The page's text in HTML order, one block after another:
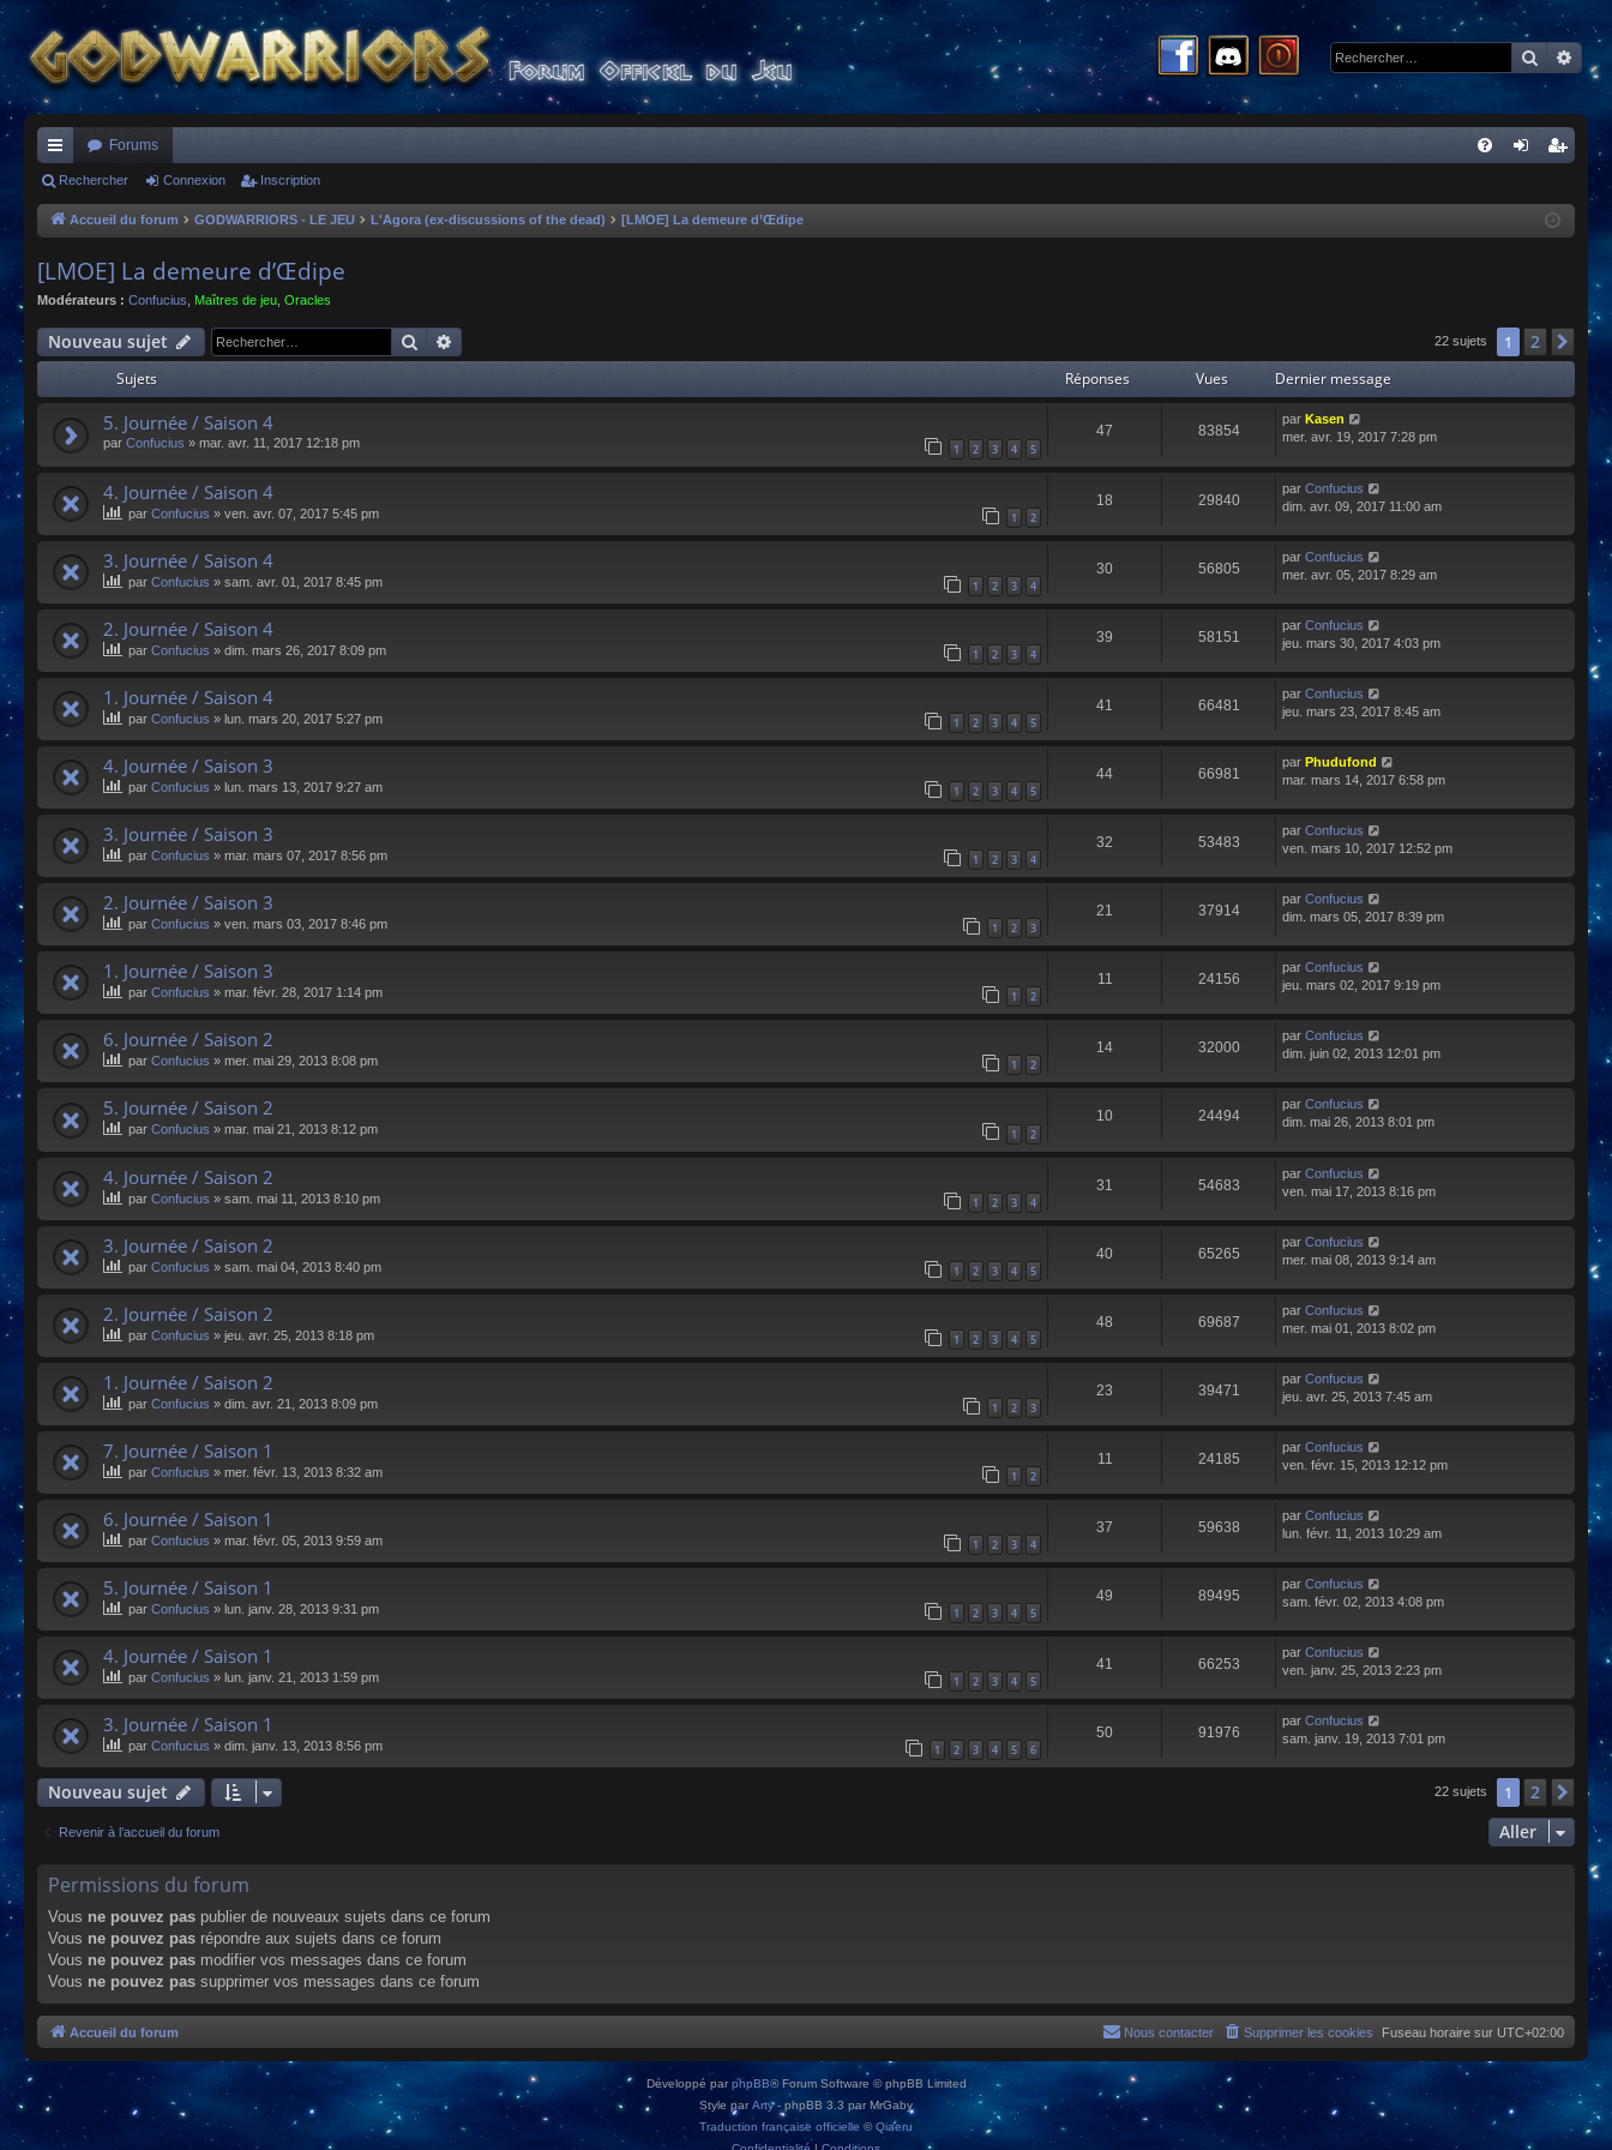
ac
co
s
Forums
cri
Rechercher Connexion Inscription
Accueil du forum GODWARRIORS - LE JEU L'Agora (ex-discussions of the dead) [LMOE] La demeure d’Œdipe
[LMOE] La demeure d’Œdipe
Modérateurs : Confucius Maîtres de jeu Oracles
Nouveau sujet Rechercher 22 sujets 1 2
Sujets Réponses Vues Dernier message
5. Journée / Saison 4
par Confucius » mar. avr. 11, 2017 12:18 pm 1 2 3 4 5
47 83854
par Kasen
mer. avr. 19, 2017 7:28 pm
4. Journée / Saison 4
par Confucius » ven. avr. 07, 2017 5:45 pm 1 2
18 29840
par Confucius
dim. avr. 09, 2017 11:00 am
3. Journée / Saison 4
par Confucius » sam. avr. 01, 2017 8:45 pm 1 2 3 4
30 56805
par Confucius
mer. avr. 05, 2017 8:29 am
2. Journée / Saison 4
par Confucius » dim. mars 26, 2017 8:09 pm 1 2 3 4
39 58151
par Confucius
jeu. mars 30, 2017 4:03 pm
1. Journée / Saison 4
par Confucius » lun. mars 20, 2017 5:27 pm 1 2 3 4 5
41 66481
par Confucius
jeu. mars 23, 2017 8:45 am
4. Journée / Saison 3
par Confucius » lun. mars 13, 2017 9:27 am 1 2 3 4 5
44 66981
par Phudufond
mar. mars 14, 2017 6:58 pm
3. Journée / Saison 3
par Confucius » mar. mars 07, 2017 8:56 pm 1 2 3 4
32 53483
par Confucius
ven. mars 10, 2017 12:52 pm
2. Journée / Saison 3
par Confucius » ven. mars 03, 2017 8:46 pm 1 2 3
21 37914
par Confucius
dim. mars 05, 2017 8:39 pm
1. Journée / Saison 3
par Confucius » mar. févr. 28, 2017 1:14 pm 1 2
11 24156
par Confucius
jeu. mars 02, 2017 9:19 pm
6. Journée / Saison 2
par Confucius » mer. mai 29, 2013 8:08 pm 1 2
14 32000
par Confucius
dim. juin 02, 2013 12:01 pm
5. Journée / Saison 2
par Confucius » mar. mai 21, 2013 8:12 pm 1 2
10 24494
par Confucius
dim. mai 26, 2013 8:01 pm
4. Journée / Saison 2
par Confucius » sam. mai 11, 2013 8:10 pm 1 2 3 4
31 54683
par Confucius
ven. mai 17, 2013 8:16 pm
3. Journée / Saison 2
par Confucius » sam. mai 04, 2013 8:40 pm 1 2 3 4 5
40 65265
par Confucius
mer. mai 08, 2013 9:14 am
2. Journée / Saison 2
par Confucius » jeu. avr. 25, 2013 8:18 pm 1 2 3 4 5
48 69687
par Confucius
mer. mai 01, 2013 8:02 pm
1. Journée / Saison 2
par Confucius » dim. avr. 21, 2013 8:09 pm 1 2 3
23 39471
par Confucius
jeu. avr. 25, 2013 7:45 am
7. Journée / Saison 1
par Confucius » mer. févr. 13, 2013 8:32 am 1 2
11 24185
par Confucius
ven. févr. 15, 2013 12:12 pm
6. Journée / Saison 1
par Confucius » mar. févr. 05, 2013 9:59 am 1 2 3 4
37 59638
par Confucius
lun. févr. 11, 2013 10:29 am
5. Journée / Saison 1
par Confucius » lun. janv. 28, 2013 9:31 pm 1 2 3 4 5
49 89495
par Confucius
sam. févr. 02, 2013 4:08 pm
4. Journée / Saison 1
par Confucius » lun. janv. 21, 2013 1:59 pm 1 2 3 4 5
41 66253
par Confucius
ven. janv. 25, 2013 2:23 pm
3. Journée / Saison 1
par Confucius » dim. janv. 13, 2013 8:56 pm 1 2 3 4 5 6
50 91976
par Confucius
sam. janv. 19, 2013 7:01 pm
Nouveau sujet 22 sujets 1 2
Revenir à l’accueil du forum Aller
Permissions du forum
Vous ne pouvez pas publier de nouveaux sujets dans ce forum
Vous ne pouvez pas répondre aux sujets dans ce forum
Vous ne pouvez pas modifier vos messages dans ce forum
Vous ne pouvez pas supprimer vos messages dans ce forum
Accueil du forum Fuseau horaire sur UTC+02:00
Supprimer les cookies
Nous contacter
Développé par phpBB® Forum Software © phpBB Limited
Style par Arty- phpBB 3.3 par MrGaby
Traduction française officielle ©Qiaeru